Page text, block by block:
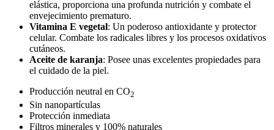
elástica, proporciona una profunda nutrición y combate el
envejecimiento prematuro.
Vitamina E vegetal: Un poderoso antioxidante y protector
celular. Combate los radicales libres y los procesos oxidativos
cutáneos.
Aceite de karanja: Posee unas excelentes propiedades para
el cuidado de la piel.
Producción neutral en CO2
Sin nanopartículas
Protección inmediata
Filtros minerales y 100% naturales